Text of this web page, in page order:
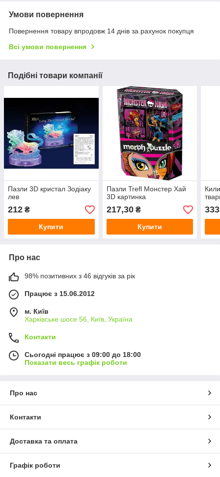
Умови повернення
Повернення товару впродовж 14 днів за рахунок покупця
Всі умови повернення
Подібні товари компанії
Пазли 3D кристал Зодіаку
лев
212 ₴
Купити
Пазли Trefl Монстер Хай
3D картинка
217,30₴
Купити
333
Про нас
98% позитивних з 46 відгуків за рік
Працює з 15.06.2012
м. Київ
Харківське шосе 56, Київ, Україна
Контакти
Сьогодні працює з 09:00 до 18:00
Показати весь графік роботи
Про нас
Контакти
Доставка та оплата
Графік роботи